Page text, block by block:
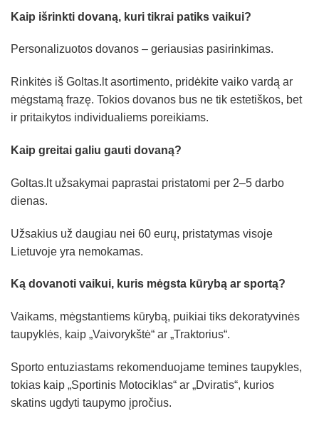
Kaip išrinkti dovaną, kuri tikrai patiks vaikui?
Personalizuotos dovanos – geriausias pasirinkimas.
Rinkitės iš Goltas.lt asortimento, pridėkite vaiko vardą ar
mėgstamą frazę. Tokios dovanos bus ne tik estetiškos, bet
ir pritaikytos individualiems poreikiams.
Kaip greitai galiu gauti dovaną?
Goltas.lt užsakymai paprastai pristatomi per 2–5 darbo
dienas.
Užsakius už daugiau nei 60 eurų, pristatymas visoje
Lietuvoje yra nemokamas.
Ką dovanoti vaikui, kuris mėgsta kūrybą ar sportą?
Vaikams, mėgstantiems kūrybą, puikiai tiks dekoratyvinės
taupyklės, kaip „Vaivorykštė“ ar „Traktorius“.
Sporto entuziastams rekomenduojame temines taupykles,
tokias kaip „Sportinis Motociklas“ ar „Dviratis“, kurios
skatins ugdyti taupymo įpročius.